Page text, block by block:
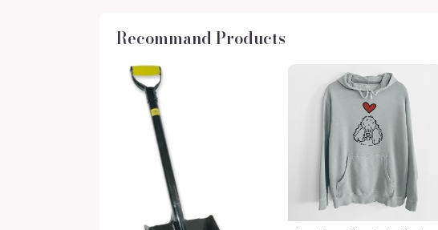
Recommand Products